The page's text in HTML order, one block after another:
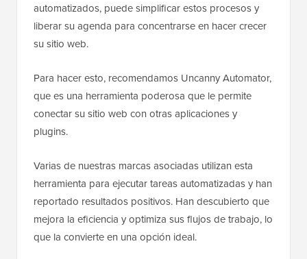
automatizados, puede simplificar estos procesos y
liberar su agenda para concentrarse en hacer crecer
su sitio web.
Para hacer esto, recomendamos Uncanny Automator,
que es una herramienta poderosa que le permite
conectar su sitio web con otras aplicaciones y
plugins.
Varias de nuestras marcas asociadas utilizan esta
herramienta para ejecutar tareas automatizadas y han
reportado resultados positivos. Han descubierto que
mejora la eficiencia y optimiza sus flujos de trabajo, lo
que la convierte en una opción ideal.